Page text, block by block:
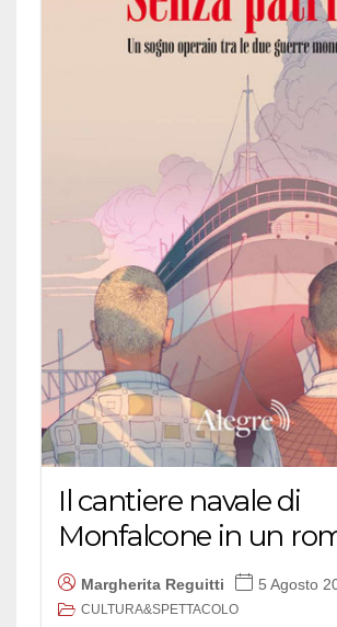
Il cantiere navale di
Monfalcone in un
Margherita Reguitti 5 Agosto
CULTURA&SPETTACOLO